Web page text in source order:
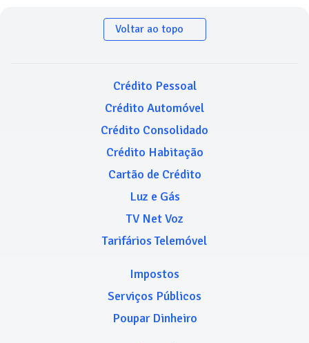
Voltar ao topo
Crédito Pessoal
Crédito Automóvel
Crédito Consolidado
Crédito Habitação
Cartão de Crédito
Luz e Gás
TV Net Voz
Tarifários Telemóvel
Impostos
Serviços Públicos
Poupar Dinheiro